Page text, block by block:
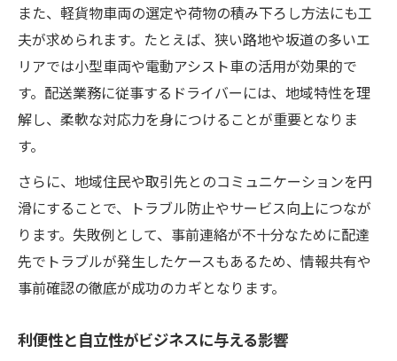
また、軽貨物車両の選定や荷物の積み下ろし方法にも工
夫が求められます。たとえば、狭い路地や坂道の多いエ
リアでは小型車両や電動アシスト車の活用が効果的で
す。配送業務に従事するドライバーには、地域特性を理
解し、柔軟な対応力を身につけることが重要となりま
す。
さらに、地域住民や取引先とのコミュニケーションを円
滑にすることで、トラブル防止やサービス向上につなが
ります。失敗例として、事前連絡が不十分なために配達
先でトラブルが発生したケースもあるため、情報共有や
事前確認の徹底が成功のカギとなります。
利便性と自立性がビジネスに与える影響